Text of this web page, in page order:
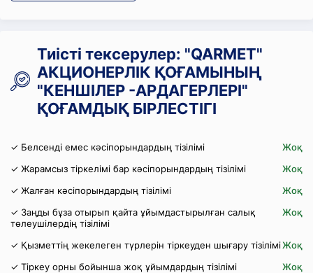
Тиісті тексерулер: "QARMET"
АКЦИОНЕРЛІК ҚОҒАМЫНЫҢ
"КЕНШІЛЕР -АРДАГЕРЛЕРІ"
ҚОҒАМДЫҚ БІРЛЕСТІГІ
✓ Белсенді емес кәсіпорындардың тізілімі
Жоқ
✓ Жарамсыз тіркелімі бар кәсіпорындардың тізілімі
Жоқ
✓ Жалған кәсіпорындардың тізілімі
Жоқ
✓ Заңды бұза отырып қайта ұйымдастырылған салық
төлеушілердің тізілімі
Жоқ
✓ Қызметтің жекелеген түрлерін тіркеуден шығару тізіліміЖоқ
✓ Тіркеу орны бойынша жоқ ұйымдардың тізілімі
Жоқ